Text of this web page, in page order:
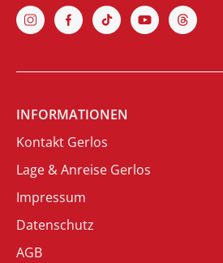
INFORMATIONEN
Kontakt Gerlos
Lage & Anreise Gerlos
Impressum
Datenschutz
AGB